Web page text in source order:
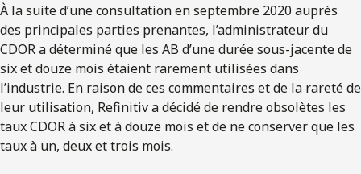
À la suite d’une consultation en septembre 2020 auprès
des principales parties prenantes, l’administrateur du
CDOR a déterminé que les AB d’une durée sous-jacente de
six et douze mois étaient rarement utilisées dans
l’industrie. En raison de ces commentaires et de la rareté de
leur utilisation, Refinitiv a décidé de rendre obsolètes les
taux CDOR à six et à douze mois et de ne conserver que les
taux à un, deux et trois mois.